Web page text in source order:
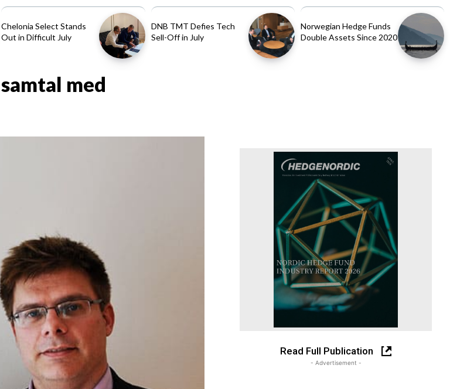
Chelonia Select Stands
Out in Difficult July
DNB TMT Defies Tech
Sell-Off in July
Norwegian Hedge Funds
Double Assets Since 2020
med
Read Full Publication
- Advertisement -